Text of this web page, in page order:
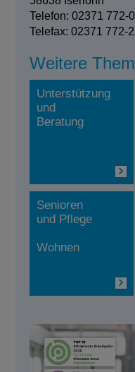
Telefon: 02371 772-0
Telefax: 02371 772-
Weitere
Unterstützung
und
Beratung
Senioren
und Pflege
Wohnen